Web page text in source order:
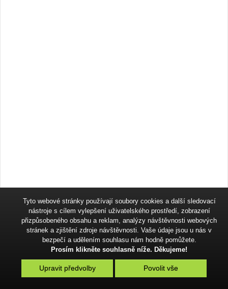
Tyto webové stránky používají soubory cookies a další sledovací
nástroje s cílem vylepšení uživatelského prostředí, zobrazení
přizpůsobeného obsahu a reklam, analýzy návštěvnosti webových
stránek a zjištění zdroje návštěvnosti. Vaše údaje jsou u nás v
bezpečí a udělením souhlasu nám hodně pomůžete.
Prosím klikněte souhlasně níže. Děkujeme!
Upravit předvolby Povolit vše